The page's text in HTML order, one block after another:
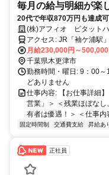
毎月の給与明細が楽
20代で年収870万円も達成
◎あなたのキャリアチェン
全員でご用意致します。ノ
の不動産会社です。
(株)アフィオ ピタット
アクセス: JR「袖
月給230,000円～500,000
千葉県木更津市
勤務時間・曜日: 9：00
どありません
仕事内容: 【お仕事詳細
営業」＞ ＜残業ほぼな
有者は優遇！＞ ＜仕事
固定時間制 交通費支給 昇給あ
正社員